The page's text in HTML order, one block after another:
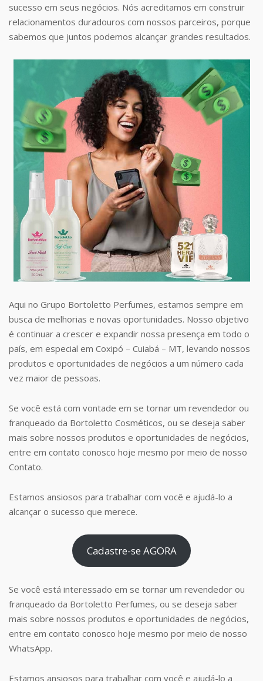
sucesso em seus negócios. Nós acreditamos em construir
relacionamentos duradouros com nossos parceiros, porque
sabemos que juntos podemos alcançar grandes resultados.
Aqui no Grupo Bortoletto Perfumes, estamos sempre em
busca de melhorias e novas oportunidades. Nosso objetivo
é continuar a crescer e expandir nossa presença em todo o
país, em especial em Coxipó – Cuiabá – MT, levando nossos
produtos e oportunidades de negócios a um número cada
vez maior de pessoas.
Se você está com vontade em se tornar um revendedor ou
franqueado da Bortoletto Cosméticos, ou se deseja saber
mais sobre nossos produtos e oportunidades de negócios,
entre em contato conosco hoje mesmo por meio de nosso
Contato.
Estamos ansiosos para trabalhar com você e ajudá-lo a
alcançar o sucesso que merece.
Cadastre-se AGORA
Se você está interessado em se tornar um revendedor ou
franqueado da Bortoletto Perfumes, ou se deseja saber
mais sobre nossos produtos e oportunidades de negócios,
entre em contato conosco hoje mesmo por meio de nosso
WhatsApp.
Estamos ansiosos para trabalhar com você e ajudá-lo a